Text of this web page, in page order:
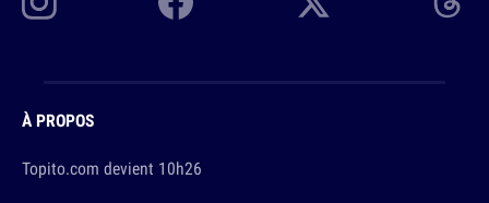
À PROPOS
Topito.com devient 10h26